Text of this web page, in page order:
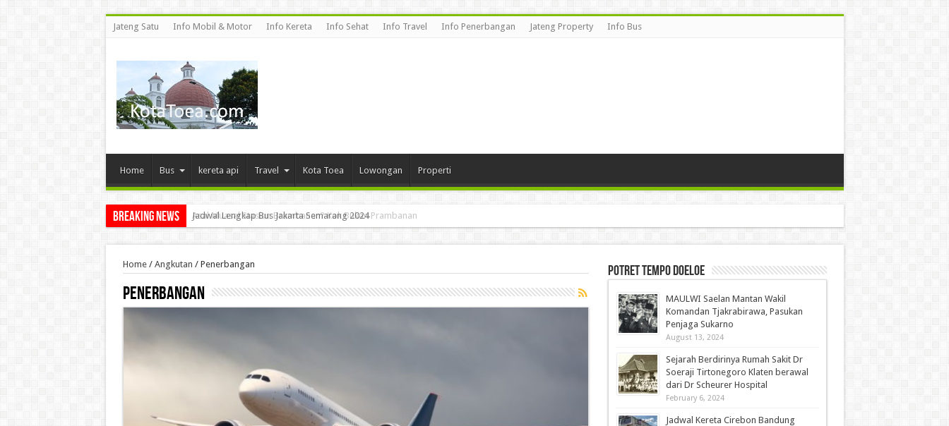
Jateng Satu Info Mobil & Motor Info Kereta Info Sehat Info Travel Info Penerbangan Jateng Property Info Bus
Home Bus kereta api Travel Kota Toea Lowongan Properti
Breaking News Asal Muasal Stasiun Brambanan? Kok Bukan Prambanan
Home/ Angkutan / Penerbangan
Penerbangan
Potret Tempo Doeloe
MAULWI Saelan Mantan Wakil
Komandan Tjakrabirawa, Pasukan
Penjaga Sukarno
August 13, 2024
Sejarah Berdirinya Rumah Sakit Dr
Soeraji Tirtonegoro Klaten berawal
dari Dr Scheurer Hospital
February 6, 2024
Jadwal Kereta Cirebon Bandung